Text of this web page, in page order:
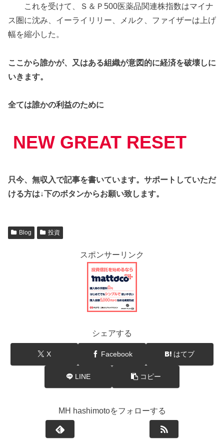
これを受けて、Ｓ＆Ｐ500医薬品関連株指数はマイナ
ス圏に沈み、イーライリリー、メルク、ファイザーは上げ
幅を縮小した。
ここから誰かが、又はある組織が意図的に経済を破壊しに
いきます。
全ては誰かの利益のために
NEW GREAT RESET
只今、無収入で記事を書いています。サポートしていただ
ける方は↓下のボタンからお願い致します。
Blog 投資
スポンサーリンク
シェアする
X Facebook はてブ
LINE コピー
MH hashimotoをフォローする